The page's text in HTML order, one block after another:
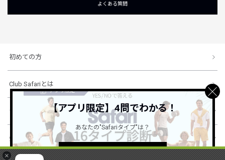
×
よくある質問
初めての方
Club Safariとは
ショッピングガイド
会社概要・規約
【アプリ限定】4問でわかる！
あなたの"Safariタイプ"は？
詳しくはこちら ＞